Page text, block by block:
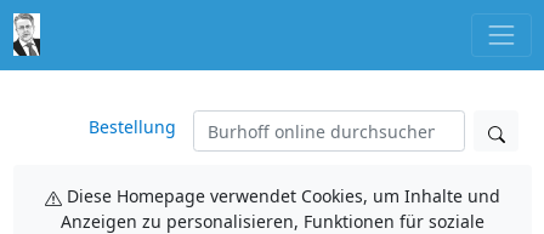
Bestellung
Diese Homepage verwendet Cookies, um Inhalte und
Anzeigen zu personalisieren, Funktionen für soziale